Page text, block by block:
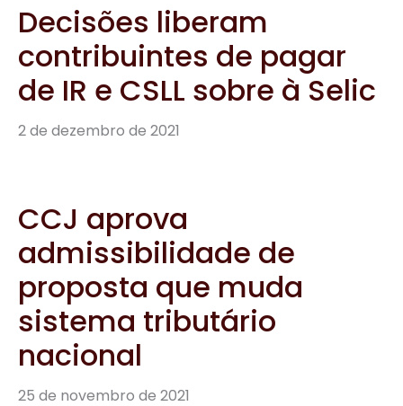
Decisões liberam
contribuintes de pagar
de IR e CSLL sobre à Selic
2 de dezembro de 2021
CCJ aprova
admissibilidade de
proposta que muda
sistema tributário
nacional
25 de novembro de 2021